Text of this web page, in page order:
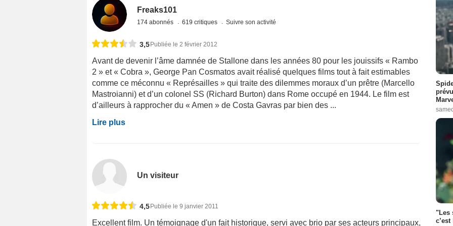
Freaks101
174 abonnés 619 critiques Suivre son activité
3,5 Publiée le 2 février 2012
Avant de devenir l’âme damnée de Stallone dans les années 80 pour les jouissifs « Rambo
2 » et « Cobra », George Pan Cosmatos avait réalisé quelques films tout à fait estimables
comme ce méconnu « Représailles » qui traite des dilemmes moraux d’un prêtre (Marcello
Mastroianni) et d’un colonel SS (Richard Burton) dans Rome occupé en 1944. Le film est
d’ailleurs à rapprocher du « Amen » de Costa Gavras par bien des ...
Lire plus
Un visiteur
4,5 Publiée le 9 janvier 2011
Excellent film. Un témoignage d'un fait historique, servi avec brio par ses acteurs principaux,
"Les